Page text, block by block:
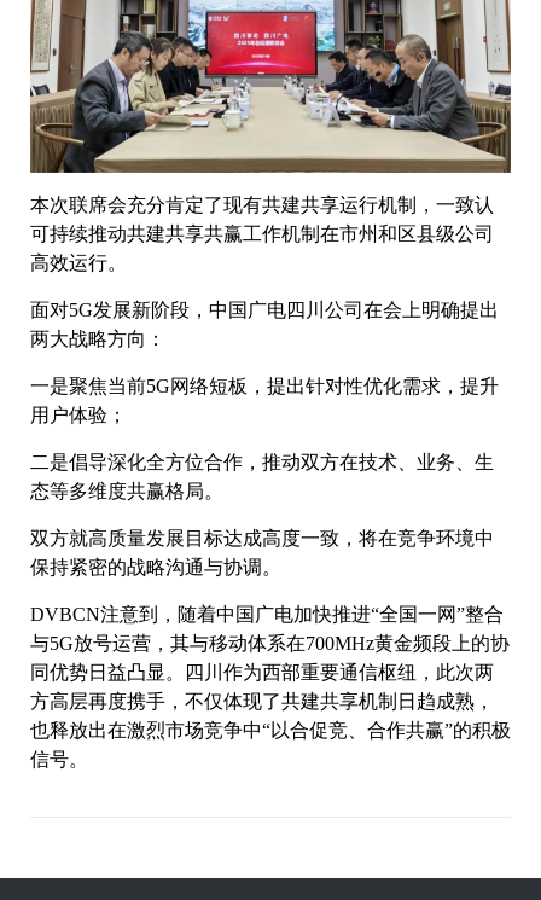
本次联席会充分肯定了现有共建共享运行机制，一致认
可持续推动共建共享共赢工作机制在市州和区县级公司
高效运行。
面对5G发展新阶段，中国广电四川公司在会上明确提出
两大战略方向：
一是聚焦当前5G网络短板，提出针对性优化需求，提升
用户体验；
二是倡导深化全方位合作，推动双方在技术、业务、生
态等多维度共赢格局。
双方就高质量发展目标达成高度一致，将在竞争环境中
保持紧密的战略沟通与协调。
DVBCN注意到，随着中国广电加快推进“全国一网”整合
与5G放号运营，其与移动体系在700MHz黄金频段上的协
同优势日益凸显。四川作为西部重要通信枢纽，此次两
方高层再度携手，不仅体现了共建共享机制日趋成熟，
也释放出在激烈市场竞争中“以合促竞、合作共赢”的积极
信号。